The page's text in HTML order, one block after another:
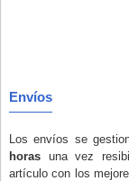
Envíos
Los envíos se
horas una vez
artículo con los